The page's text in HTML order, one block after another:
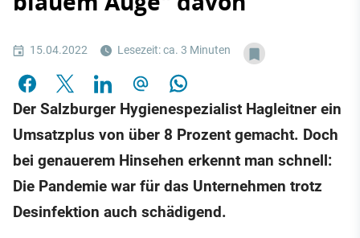
15.04.2022 Lesezeit: ca. 3 Minuten
Der Salzburger Hygienespezialist Hagleitner ein
Umsatzplus von über 8 Prozent gemacht. Doch
bei genauerem Hinsehen erkennt man schnell:
Die Pandemie war für das Unternehmen trotz
Desinfektion auch schädigend.